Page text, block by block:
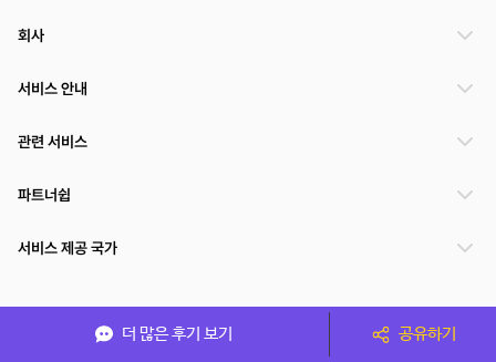
더 많은 후기 보기 공유하기
회사
서비스 안내
관련 서비스
파트너쉽
서비스 제공 국가
(주)NSPACE 사업자정보